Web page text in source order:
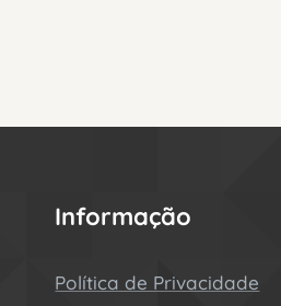
Informação
Política de Privacidade